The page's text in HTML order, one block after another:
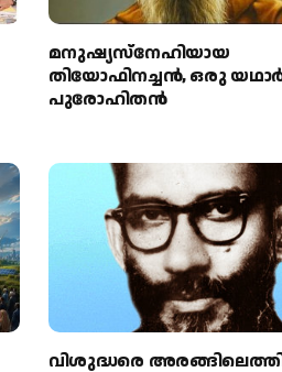
മനുഷ്യസ്‌നേഹിയായ
തിയോഫിനച്ചന്‍, ഒരു
പുരോഹിതന്‍
വിശുദ്ധരെ